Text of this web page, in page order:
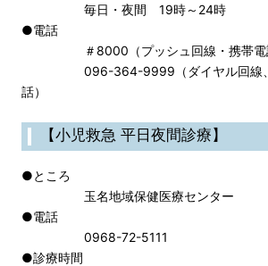
毎日・夜間 19時～24時
●電話
＃8000（プッシュ回線・携帯電
096-364-9999（ダイヤル回線、
話）
【小児救急 平日夜間診療】
●ところ
玉名地域保健医療センター
●電話
0968-72-5111
●診療時間